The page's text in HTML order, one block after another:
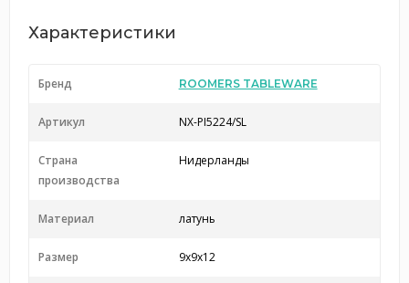
Характеристики
Бренд ROOMERS TABLEWARE
Артикул NX-PI5224/SL
Страна
производства
Нидерланды
Материал латунь
Размер 9x9x12